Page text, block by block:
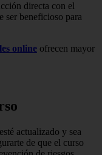
directa con el
ser beneficioso para
online ofrecen mayor
actualizado y sea
de que el curso